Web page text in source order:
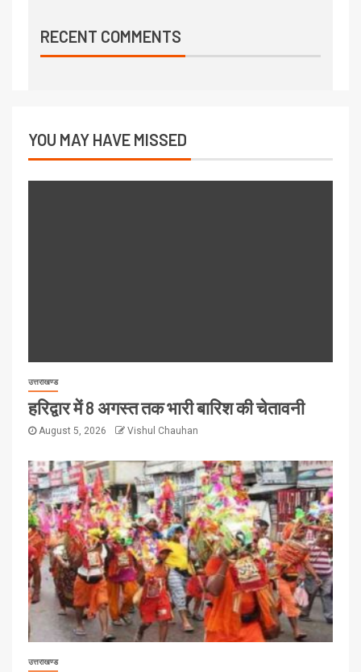
RECENT COMMENTS
YOU MAY HAVE MISSED
उत्तराखण्ड
हरिद्वार में 8 अगस्त तक भारी बारिश की चेतावनी
August 5, 2026 Vishul Chauhan
उत्तराखण्ड